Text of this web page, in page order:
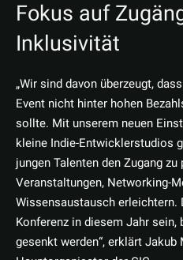
Fokus auf
Inklusivität
„Wir sind davon überzeugt,
Event nicht hinter hohen
sollte. Mit unserem neuen
kleine Indie-Entwicklerstudios
jungen Talenten den Zugang
Veranstaltungen, Networking-
Wissensaustausch erleichtern.
Konferenz in diesem Jahr
gesenkt werden“, erklärt